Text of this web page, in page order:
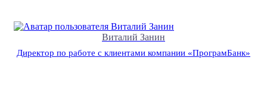
Виталий Занин
Директор по работе с клиентами компании «ПрограмБанк»